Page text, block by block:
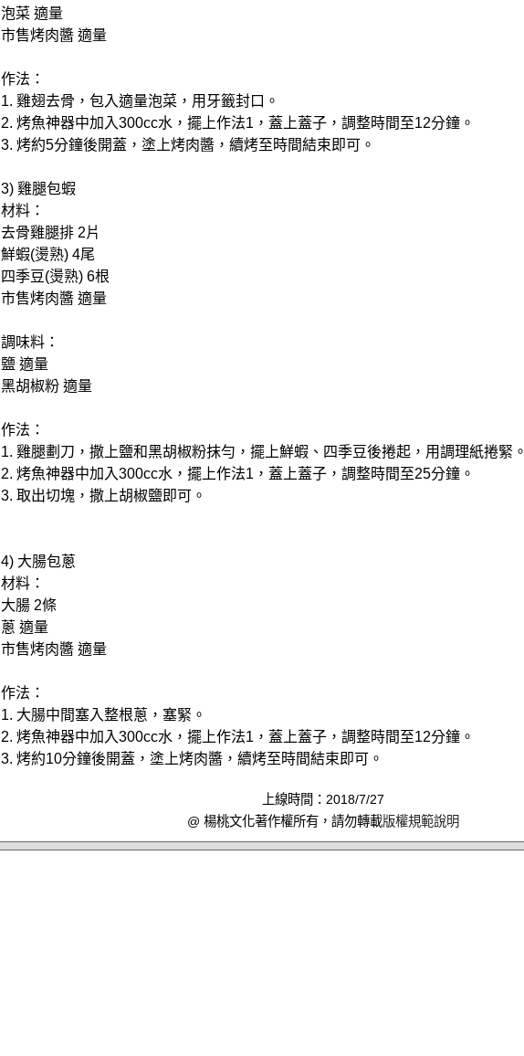
泡菜 適量
市售烤肉醬 適量
作法：
1. 雞翅去骨，包入適量泡菜，用牙籤封口。
2. 烤魚神器中加入300cc水，擺上作法1，蓋上蓋子，調整時間至12分鐘。
3. 烤約5分鐘後開蓋，塗上烤肉醬，續烤至時間結束即可。
3) 雞腿包蝦
材料：
去骨雞腿排 2片
鮮蝦(燙熟) 4尾
四季豆(燙熟) 6根
市售烤肉醬 適量
調味料：
鹽 適量
黑胡椒粉 適量
作法：
1. 雞腿劃刀，撒上鹽和黑胡椒粉抹勻，擺上鮮蝦、四季豆後捲起，用調理紙捲緊。
2. 烤魚神器中加入300cc水，擺上作法1，蓋上蓋子，調整時間至25分鐘。
3. 取出切塊，撒上胡椒鹽即可。
4) 大腸包蔥
材料：
大腸 2條
蔥 適量
市售烤肉醬 適量
作法：
1. 大腸中間塞入整根蔥，塞緊。
2. 烤魚神器中加入300cc水，擺上作法1，蓋上蓋子，調整時間至12分鐘。
3. 烤約10分鐘後開蓋，塗上烤肉醬，續烤至時間結束即可。
上線時間：2018/7/27
@ 楊桃文化著作權所有，請勿轉載版權規範說明